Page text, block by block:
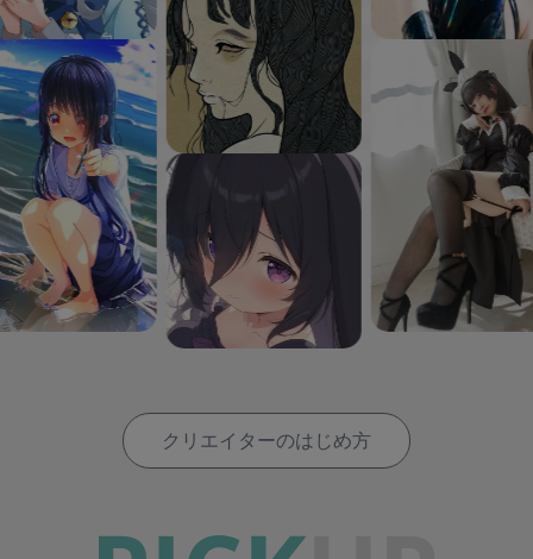
クリエイターのはじめ方